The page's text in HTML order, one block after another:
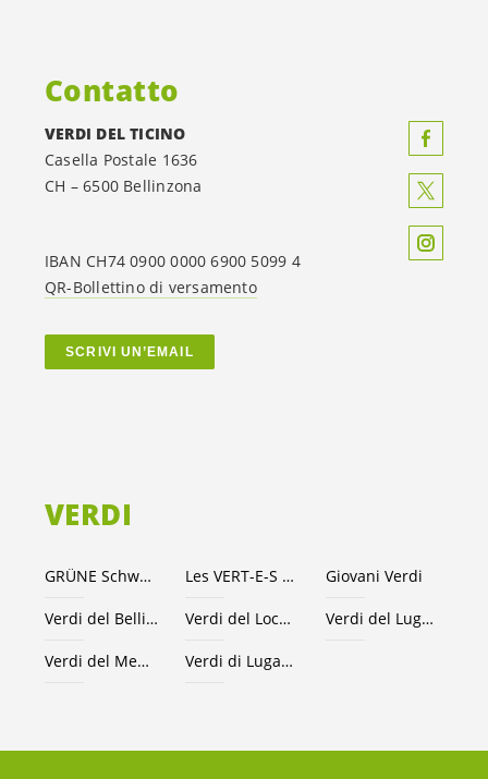
VERDI
GRÜNE Schweiz Les VERT-E-S suisses Giovani Verdi
Verdi del Bellinzonese e valli Verdi del Locarnese Verdi del Luganese
Verdi del Mendrisiotto Verdi di Lugano
Contatto
VERDI DEL TICINO
Casella Postale 1636
CH – 6500 Bellinzona
IBAN CH74 0900 0000 6900 5099 4
QR-Bollettino di versamento
SCRIVI UN’EMAIL